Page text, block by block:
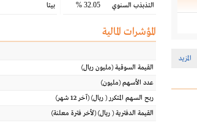
المزيد
التذبذب السنوي 32.05 % بيتا
المؤشرات المالية
القيمة السوقية(مليون ريال)
عدد الأسهم(مليون)
ربح السهم المتكرر( ريال) (آخر 12 شهر)
القيمة الدفترية( ريال) (لأخر فترة معلنة)